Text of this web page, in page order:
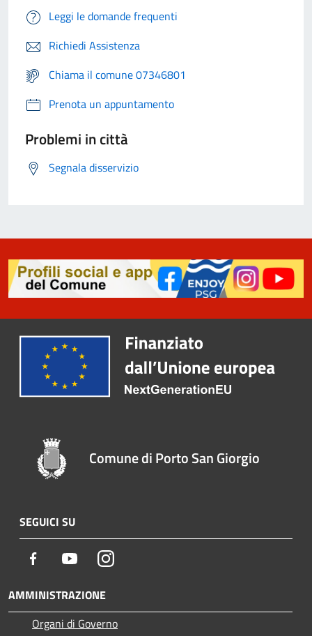
Leggi le domande frequenti
Richiedi Assistenza
Chiama il comune 07346801
Prenota un appuntamento
Problemi in città
Segnala disservizio
Comune di Porto San Giorgio
SEGUICI SU
Facebook YoutubeInstagram
AMMINISTRAZIONE
Organi di Governo